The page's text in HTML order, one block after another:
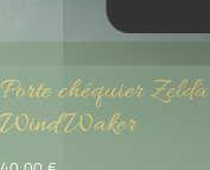
Porte chéquier Zelda
Wind Waker